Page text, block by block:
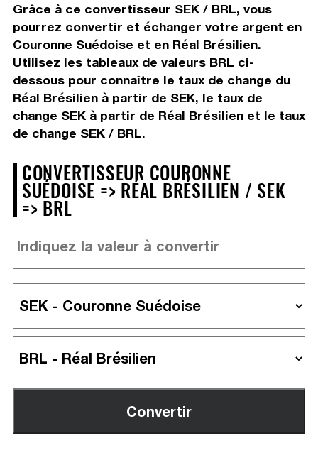
Grâce à ce convertisseur SEK / BRL, vous
pourrez convertir et échanger votre argent en
Couronne Suédoise et en Réal Brésilien.
Utilisez les tableaux de valeurs BRL ci-
dessous pour connaître le taux de change du
Réal Brésilien à partir de SEK, le taux de
change SEK à partir de Réal Brésilien et le taux
de change SEK / BRL.
CONVERTISSEUR COURONNE
SUÉDOISE => RÉAL BRÉSILIEN / SEK
=> BRL